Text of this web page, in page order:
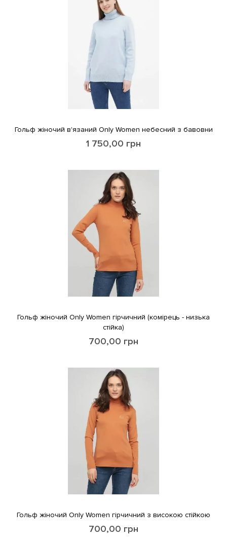
Гольф жіночий в'язаний Only Women небесний з бавовни
1 750,00 грн
Гольф жіночий Only Women гірчичний (комірець - низька
стійка)
700,00 грн
Гольф жіночий Only Women гірчичний з високою стійкою
700,00 грн